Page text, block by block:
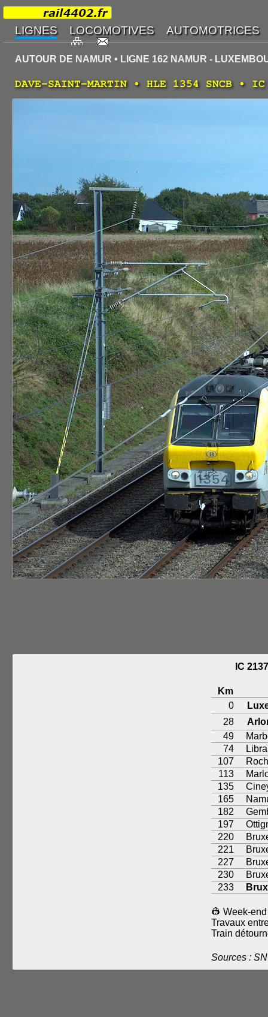
AUTOUR DE NAMUR • LIGNE 162 NAMUR -
DAVE-SAINT-MARTIN • HLE 1354 SNCB • IC
IC
Km
0
28
49
74
107
113
135
165
182
197
220
221
227
230
233
👷 Week-
Travaux
Train
Sources :